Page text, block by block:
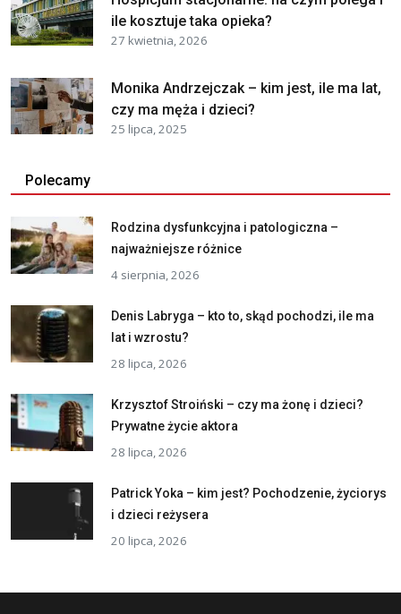
ile kosztuje taka opieka?
27 kwietnia, 2026
Monika Andrzejczak – kim jest, ile ma lat,
czy ma męża i dzieci?
25 lipca, 2025
Polecamy
Rodzina dysfunkcyjna i patologiczna –
najważniejsze różnice
4 sierpnia, 2026
Denis Labryga – kto to, skąd pochodzi, ile ma
lat i wzrostu?
28 lipca, 2026
Krzysztof Stroiński – czy ma żonę i dzieci?
Prywatne życie aktora
28 lipca, 2026
Patrick Yoka – kim jest? Pochodzenie, życiorys
i dzieci reżysera
20 lipca, 2026